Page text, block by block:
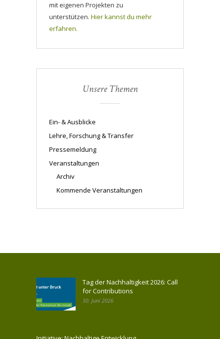
mit eigenen Projekten zu
unterstützen. Hier kannst du mehr
erfahren.
Unsere Themen
Ein- & Ausblicke
Lehre, Forschung & Transfer
Pressemeldung
Veranstaltungen
Archiv
Kommende Veranstaltungen
Tag der Nachhaltigkeit 2026: Call
for Contributions
30. Juni 2026